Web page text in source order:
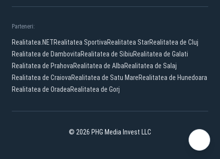
Parteneri:
Realitatea.NETRealitatea SportivaRealitatea StarRealitatea de Cluj
Realitatea de DambovitaRealitatea de SibiuRealitatea de Galati
Realitatea de PrahovaRealitatea de AlbaRealitatea de Salaj
Realitatea de CraiovaRealitatea de Satu MareRealitatea de Hunedoara
Realitatea de OradeaRealitatea de Gorj
© 2026 PHG Media Invest LLC